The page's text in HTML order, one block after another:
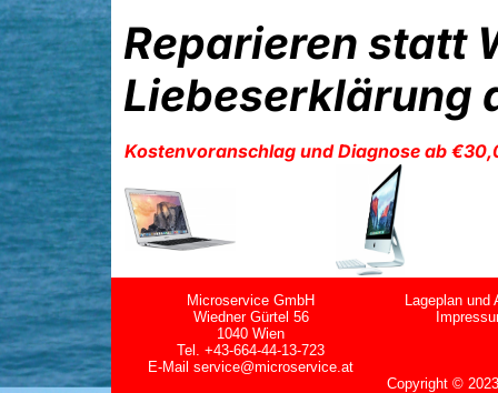
Reparieren statt
Liebeserklärung
Kostenvoranschlag und Diagnose ab
Microservice GmbH
Wiedner Gürtel 56
1040 Wien
Tel. +43-664-44-13-723
E-Mail service@microservice.at
Lageplan
Copyright ©